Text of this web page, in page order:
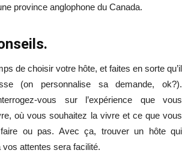
province anglophone du Canada.
de choisir votre hôte, et faites en sorte qu’il
(on personnalise sa demande, ok?).
vous sur l’expérience que vous
où vous souhaitez la vivre et ce que vous
ou pas. Avec ça, trouver un hôte qui
vos attentes sera facilité.